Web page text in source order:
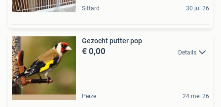
Sittard 30 jul 26
Gezocht putter pop
€ 0,00 Details
Peize 24 mei 26